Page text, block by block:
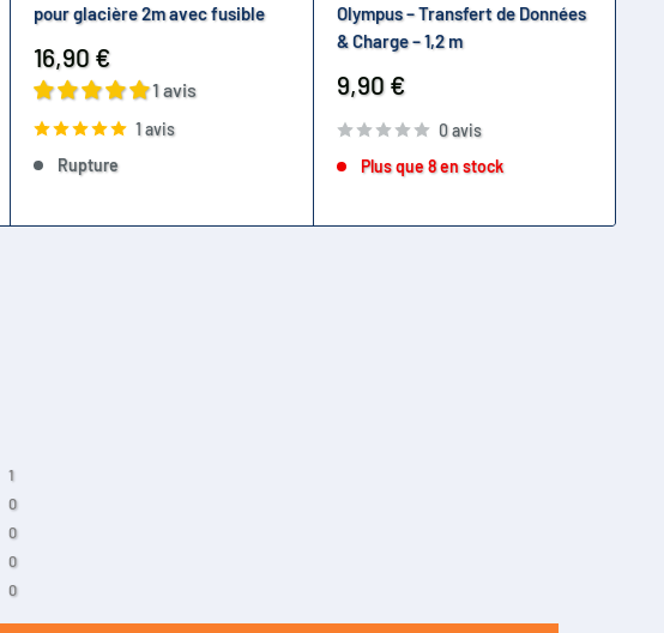
pour glacière 2m avec fusible
Prix
réduit
16,90 €
1 avis
1 avis
Rupture
Olympus – Transfert de Données
& Charge – 1,2 m
Prix
réduit
9,90 €
0 avis
Plus que 8 en stock
1
0
0
0
0